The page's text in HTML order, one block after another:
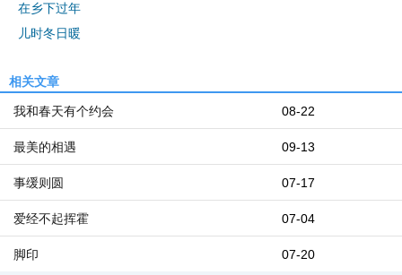
在乡下过年
儿时冬日暖
相关文章
08-22
我和春天有个约会
09-13
最美的相遇
07-17
事缓则圆
07-04
爱经不起挥霍
07-20
脚印